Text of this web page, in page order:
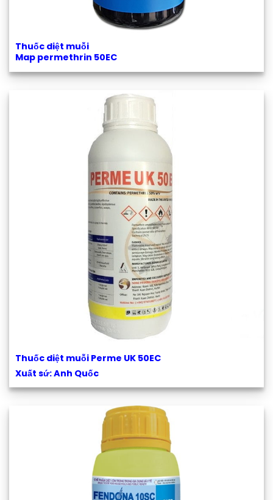
Thuốc diệt muỗi
Map permethrin 50EC
Thuốc diệt muỗi Perme UK 50EC
Xuất sứ: Anh Quốc